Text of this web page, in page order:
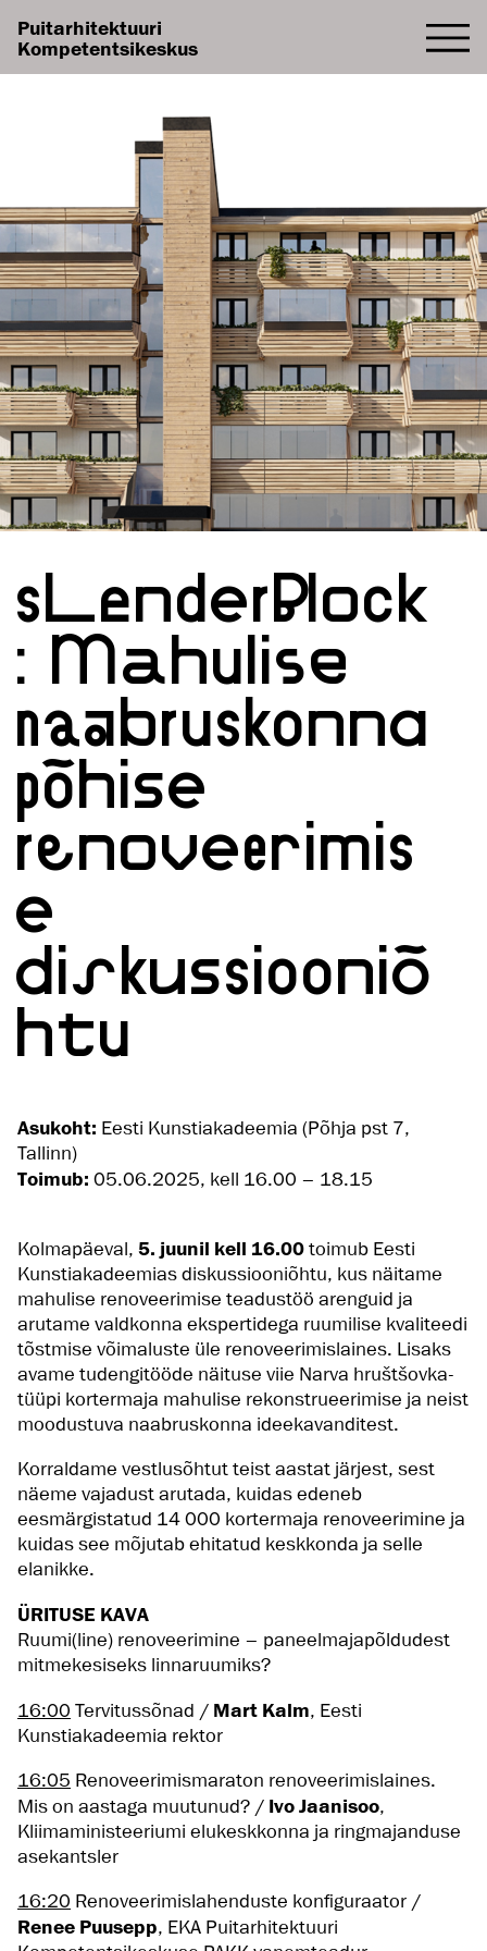
Puitarhitektuuri
Kompetentsikeskus
sLenderBlock
: Mahulise
naabruskonna
põhise
renoveerimis
e
diskussiooniõ
htu
Asukoht: Eesti Kunstiakadeemia (Põhja pst 7,
Tallinn)
Toimub: 05.06.2025, kell 16.00 – 18.15
Kolmapäeval, 5. juunil kell 16.00 toimub Eesti
Kunstiakadeemias diskussiooniõhtu, kus näitame
mahulise renoveerimise teadustöö arenguid ja
arutame valdkonna ekspertidega ruumilise kvaliteedi
tõstmise võimaluste üle renoveerimislaines. Lisaks
avame tudengitööde näituse viie Narva hruštšovka-
tüüpi kortermaja mahulise rekonstrueerimise ja neist
moodustuva naabruskonna ideekavanditest.
Korraldame vestlusõhtut teist aastat järjest, sest
näeme vajadust arutada, kuidas edeneb
eesmärgistatud 14 000 kortermaja renoveerimine ja
kuidas see mõjutab ehitatud keskkonda ja selle
elanikke.
ÜRITUSE KAVA
Ruumi(line) renoveerimine – paneelmajapõldudest
mitmekesiseks linnaruumiks?
16:00 Tervitussõnad / Mart Kalm, Eesti
Kunstiakadeemia rektor
16:05 Renoveerimismaraton renoveerimislaines.
Mis on aastaga muutunud? / Ivo Jaanisoo,
Kliimaministeeriumi elukeskkonna ja ringmajanduse
asekantsler
16:20 Renoveerimislahenduste konfiguraator /
Renee Puusepp, EKA Puitarhitektuuri